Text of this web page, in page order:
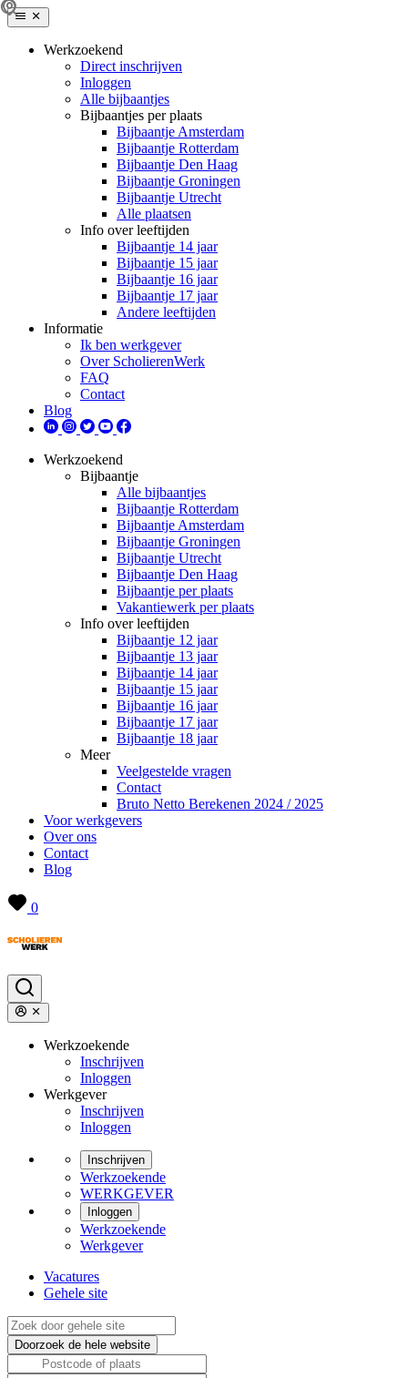
Werkzoekend
Direct inschrijven
Inloggen
Alle bijbaantjes
Bijbaantjes per plaats
Bijbaantje Amsterdam
Bijbaantje Rotterdam
Bijbaantje Den Haag
Bijbaantje Groningen
Bijbaantje Utrecht
Alle plaatsen
Info over leeftijden
Bijbaantje 14 jaar
Bijbaantje 15 jaar
Bijbaantje 16 jaar
Bijbaantje 17 jaar
Andere leeftijden
Informatie
Ik ben werkgever
Over ScholierenWerk
FAQ
Contact
Blog
Werkzoekend
Bijbaantje
Alle bijbaantjes
Bijbaantje Rotterdam
Bijbaantje Amsterdam
Bijbaantje Groningen
Bijbaantje Utrecht
Bijbaantje Den Haag
Bijbaantje per plaats
Vakantiewerk per plaats
Info over leeftijden
Bijbaantje 12 jaar
Bijbaantje 13 jaar
Bijbaantje 14 jaar
Bijbaantje 15 jaar
Bijbaantje 16 jaar
Bijbaantje 17 jaar
Bijbaantje 18 jaar
Meer
Veelgestelde vragen
Contact
Bruto Netto Berekenen 2024 / 2025
Voor werkgevers
Over ons
Contact
Blog
0
Werkzoekende
Inschrijven
Inloggen
Werkgever
Inschrijven
Inloggen
Inschrijven
Werkzoekende
WERKGEVER
Inloggen
Werkzoekende
Werkgever
Vacatures
Gehele site